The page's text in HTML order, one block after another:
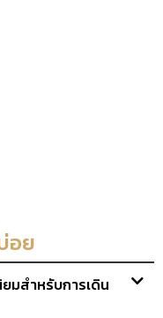
อย
มสำหรับการเดิน